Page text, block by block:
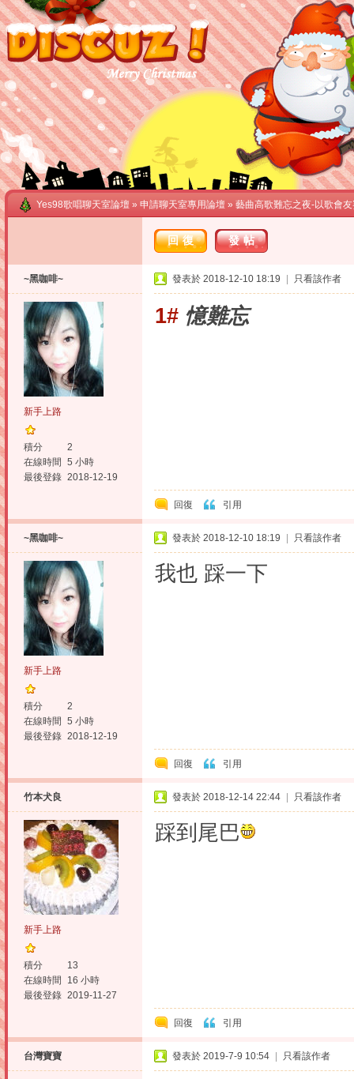
Yes98歌唱聊天室論壇 » 申請聊天室專用論壇 » 藝曲高歌難忘之夜-以歌會
回復 發帖
~黑咖啡~
新手上路
積分
2
在線時間
5 小時
最後登錄 2018-12-19
發表於 2018-12-10 18:19 只看該作者
1# 憶難忘
回復 引用
~黑咖啡~
新手上路
積分
2
在線時間
5 小時
最後登錄 2018-12-19
發表於 2018-12-10 18:19 只看該作者
我也 踩一下
回復 引用
竹本犬良
新手上路
積分
13
在線時間
16 小時
最後登錄 2019-11-27
發表於 2018-12-14 22:44 只看該作者
踩到尾巴
回復 引用
台灣寶寶 發表於 2019-7-9 10:54 只看該作者